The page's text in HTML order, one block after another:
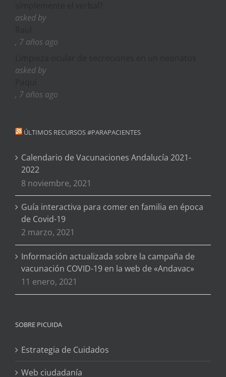
asked by
, 7 años ago
asked by
, 7 años ago
ÚLTIMOS RECURSOS #PARAPACIENTES
Calendario de Vacunaciones Andalucía 2021-
2022
8 noviembre, 2021
Guía interactiva para comer en familia en época
de Covid-19
2 marzo, 2021
Información actualizada sobre la campaña de
vacunación COVID-19 en la web de «Andavac»
11 enero, 2021
SOBRE PICUIDA
Estrategia de Cuidados
Web ciudadanía